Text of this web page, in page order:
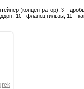
(концентратор); 3 -
10 - фланец гильзы; 11 -